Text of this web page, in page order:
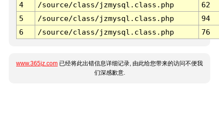
4
/source/class/jzmysql.class.php
62
5
/source/class/jzmysql.class.php
94
6
/source/class/jzmysql.class.php 76
www.365jz.com 已经将此出错信息详细记录, 由此给您带来的访问不便我
们深感歉意.